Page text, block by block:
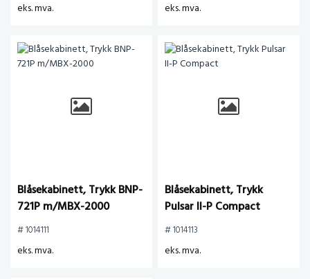
eks. mva. eks. mva.
Blåsekabinett, Trykk BNP-
721P m/MBX-2000
# 1014111
eks. mva.
Blåsekabinett, Trykk
Pulsar II-P Compact
# 1014113
eks. mva.